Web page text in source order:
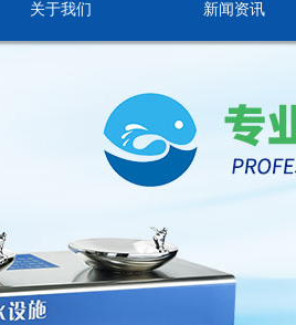
关于我们 新闻资讯